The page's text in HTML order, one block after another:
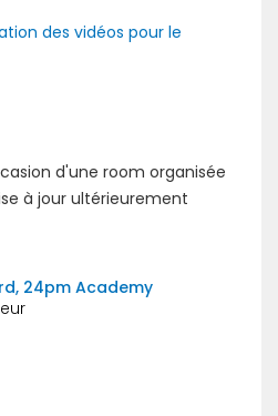
des vidéos pour le
d'une room organisée
à jour ultérieurement
24pm Academy